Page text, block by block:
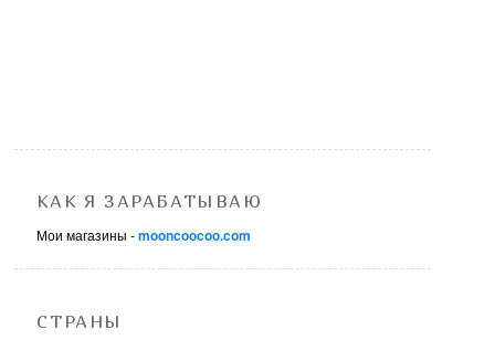
КАК Я ЗАРАБАТЫВАЮ
Мои магазины -mooncoocoo.com
СТРАНЫ